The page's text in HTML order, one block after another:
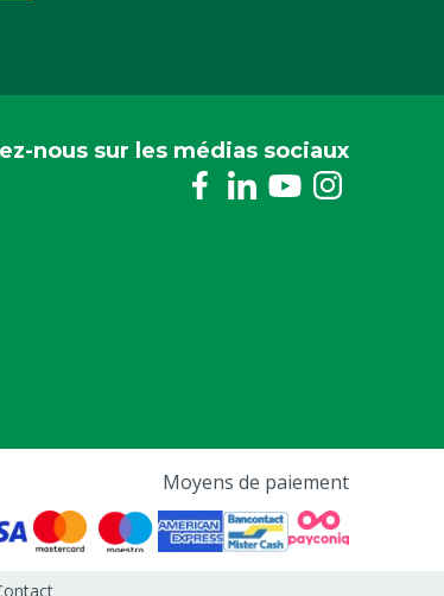
nous sur les médias sociaux
Moyens de paiement